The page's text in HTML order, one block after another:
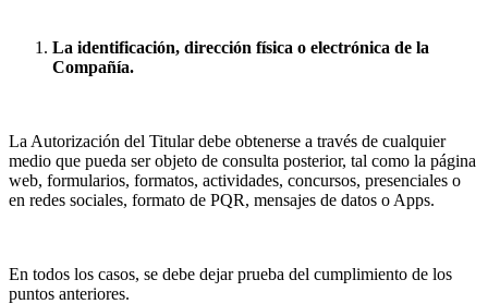
La identificación, dirección física o electrónica de la
Compañía.
La Autorización del Titular debe obtenerse a través de cualquier
medio que pueda ser objeto de consulta posterior, tal como la página
web, formularios, formatos, actividades, concursos, presenciales o
en redes sociales, formato de PQR, mensajes de datos o Apps.
En todos los casos, se debe dejar prueba del cumplimiento de los
puntos anteriores.